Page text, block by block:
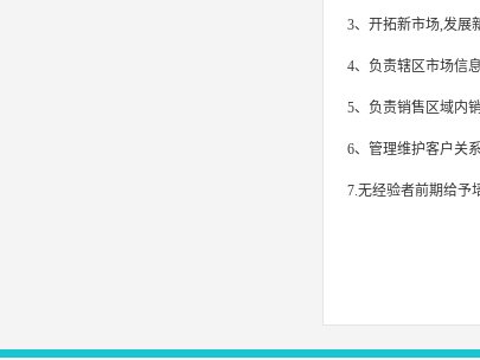
3、开拓新市场,发展
4、负责辖区市场信
5、负责销售区域内
6、管理维护客户关
7.无经验者前期给予